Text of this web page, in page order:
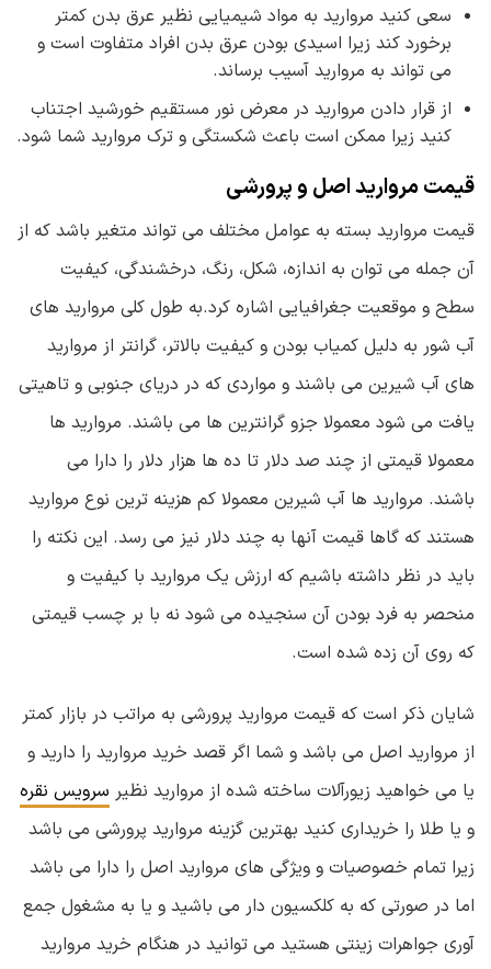
سعی کنید مروارید به مواد شیمیایی نظیر عرق بدن کمتر
برخورد کند زیرا اسیدی بودن عرق بدن افراد متفاوت است و
می تواند به مروارید آسیب برساند.
از قرار دادن مروارید در معرض نور مستقیم خورشید اجتناب
کنید زیرا ممکن است باعث شکستگی و ترک مروارید شما شود.
قیمت مروارید اصل و پرورشی
قیمت مروارید بسته به عوامل مختلف می تواند متغیر باشد که از
آن جمله می توان به اندازه، شکل، رنگ، درخشندگی، کیفیت
سطح و موقعیت جغرافیایی اشاره کرد.به طول کلی مروارید های
آب شور به دلیل کمیاب بودن و کیفیت بالاتر، گرانتر از مروارید
های آب شیرین می باشند و مواردی که در دریای جنوبی و تاهیتی
یافت می شود معمولا جزو گرانترین ها می باشند. مروارید ها
معمولا قیمتی از چند صد دلار تا ده ها هزار دلار را دارا می
باشند. مروارید ها آب شیرین معمولا کم هزینه ترین نوع مروارید
هستند که گاها قیمت آنها به چند دلار نیز می رسد. این نکته را
باید در نظر داشته باشیم که ارزش یک مروارید با کیفیت و
منحصر به فرد بودن آن سنجیده می شود نه با بر چسب قیمتی
که روی آن زده شده است.
شایان ذکر است که قیمت مروارید پرورشی به مراتب در بازار کمتر
از مروارید اصل می باشد و شما اگر قصد خرید مروارید را دارید و
یا می خواهید زیورآلات ساخته شده از مروارید نظیر سرویس نقره
و یا طلا را خریداری کنید بهترین گزینه مروارید پرورشی می باشد
زیرا تمام خصوصیات و ویژگی های مروارید اصل را دارا می باشد
اما در صورتی که به کلکسیون دار می باشید و یا به مشغول جمع
آوری جواهرات زینتی هستید می توانید در هنگام خرید مروارید